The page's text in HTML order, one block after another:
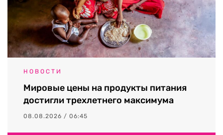
НОВОСТИ
Мировые цены на продукты питания
достигли трехлетнего максимума
08.08.2026 / 06:45